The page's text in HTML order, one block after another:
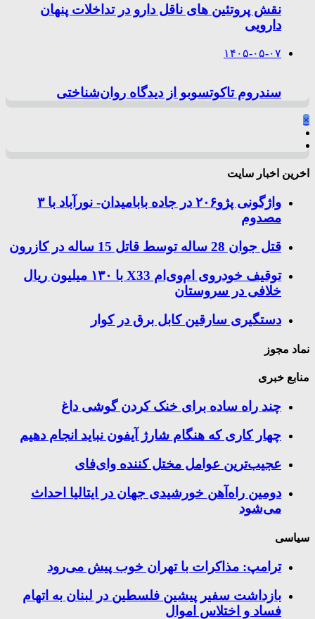
نقش پروتئین های ناقل دارو در تداخلات پنهان
دارویی
۱۴۰۵-۰۵-۰۷
سندروم تاکوتسوبو از دیدگاه روان‌شناختی
×
اخرین اخبار سایت
واژگونی پژو۲۰۶ در جاده بابامیدان- نورآباد با ۳
مصدوم
قتل جوان 28 ساله توسط قاتل 15 ساله در کازرون
توقیف خودروی ام‌وی‌ام X33 با ۱۳۰ میلیون ریال
خلافی در سروستان
دستگیری سارقین کابل برق در کوار
نماد مجوز
منابع خبری
چند راه‌ ساده برای خنک کردن گوشی داغ
چهار کاری که هنگام شارژ آیفون نباید انجام دهیم
عجیب‌ترین عوامل مختل کننده وای‌فای
دومین راه‌آهن خورشیدی جهان در ایتالیا احداث
می‌شود
سیاسی
ترامپ: مذاکرات با تهران خوب پیش می‌رود
بازداشت سفیر پیشین فلسطین در لبنان به اتهام
فساد و اختلاس اموال